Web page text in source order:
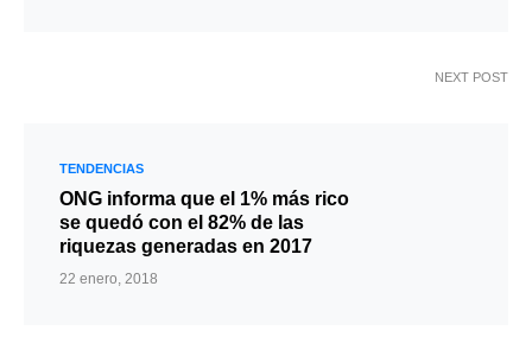
NEXT POST
TENDENCIAS
ONG informa que el 1% más rico
se quedó con el 82% de las
riquezas generadas en 2017
22 enero, 2018